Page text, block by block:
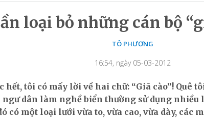
loại bỏ những cán bộ
TÔ PHƯƠNG
16:54, ngày 05-03-2012
hết, tôi có mấy lời về hai chữ: “Giã cào”! Quê
ngư dân làm nghề biển thường sử dụng nhiều
có một loại lưới vừa to, vừa cao, vừa dày, các